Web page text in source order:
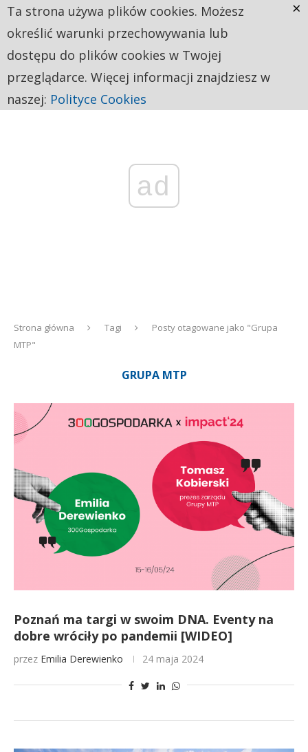
ad
Strona główna Tagi
Posty otagowane jako "Grupa
MTP"
GRUPA MTP
Poznań ma targi w swoim DNA. Eventy na
dobre wróciły po pandemii [WIDEO]
przez Emilia Derewienko 24 maja 2024
Ta strona używa plików cookies. Możesz
określić warunki przechowywania lub
dostępu do plików cookies w Twojej
przeglądarce. Więcej informacji znajdziesz w
naszej: Polityce Cookies
×